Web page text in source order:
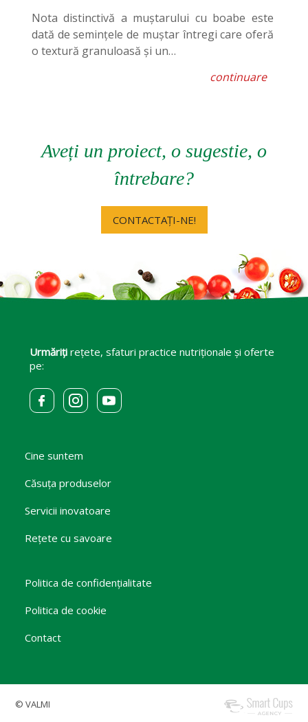
Nota distinctivă a muștarului cu boabe este
dată de semințele de muștar întregi care oferă
o textură granuloasă și un…
continuare
Aveți un proiect, o sugestie, o
întrebare?
CONTACTAȚI-NE!
Urmărițirețete, sfaturi practice nutriționale și oferte
pe:
Cine suntem
Căsuța produselor
Servicii inovatoare
Rețete cu savoare
Politica de confidențialitate
Politica de cookie
Contact
© VALMI